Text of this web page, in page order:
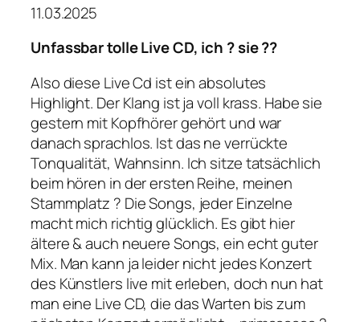
11.03.2025
Unfassbar tolle Live CD, ich ? sie ??
Also diese Live Cd ist ein absolutes
Highlight. Der Klang ist ja voll krass. Habe sie
gestern mit Kopfhörer gehört und war
danach sprachlos. Ist das ne verrückte
Tonqualität, Wahnsinn. Ich sitze tatsächlich
beim hören in der ersten Reihe, meinen
Stammplatz ? Die Songs, jeder Einzelne
macht mich richtig glücklich. Es gibt hier
ältere & auch neuere Songs, ein echt guter
Mix. Man kann ja leider nicht jedes Konzert
des Künstlers live mit erleben, doch nun hat
man eine Live CD, die das Warten bis zum